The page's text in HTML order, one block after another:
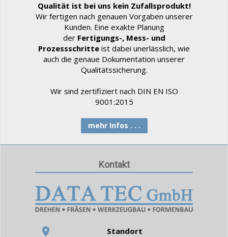
Qualität ist bei uns kein Zufallsprodukt!
Wir fertigen nach genauen Vorgaben unserer
Kunden. Eine exakte Planung
der Fertigungs-, Mess- und
Prozessschritte ist dabei unerlässlich, wie
auch die genaue Dokumentation unserer
Qualitätssicherung.
Wir sind zertifiziert nach DIN EN ISO
9001:2015
mehr Infos . . .
Kontakt
Standort